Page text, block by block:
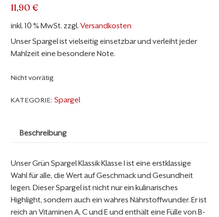
11,90€
inkl. 10 % MwSt. zzgl.Versandkosten
Unser Spargel ist vielseitig einsetzbar und verleiht jeder
Mahlzeit eine besondere Note.
Nicht vorrätig
KATEGORIE:Spargel
Beschreibung
Unser Grün Spargel Klassik Klasse I ist eine erstklassige
Wahl für alle, die Wert auf Geschmack und Gesundheit
legen. Dieser Spargel ist nicht nur ein kulinarisches
Highlight, sondern auch ein wahres Nährstoffwunder. Er ist
reich an Vitaminen A, C und E und enthält eine Fülle von B-